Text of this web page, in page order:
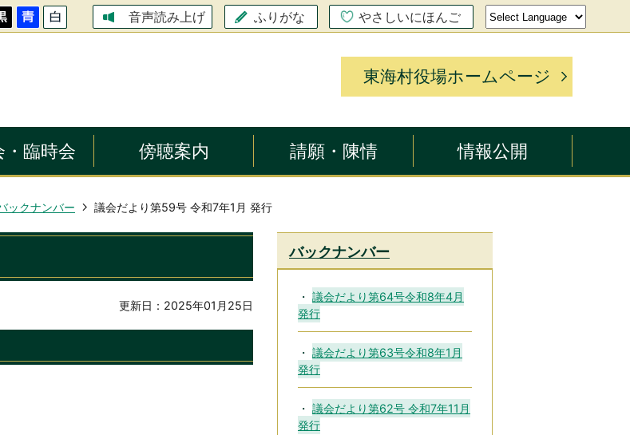
音声読み上げ ふりがな やさしいにほんご
東海村役場ホームページ
・臨時会 傍聴案内 請願・陳情 情報公開
ックナンバー 議会だより第59号 令和7年1月 発行
更新日：2025年01月25日
バックナンバー
議会だより第64号令和8年4月
発行
議会だより第63号令和8年1月
発行
議会だより第62号 令和7年11月
発行